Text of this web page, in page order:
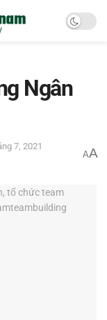
Ngân
7, 2021
AA